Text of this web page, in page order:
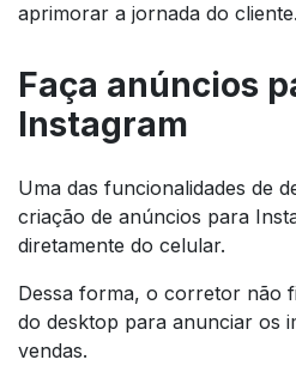
aprimorar a jornada do cliente.
Faça anúncios
Instagram
Uma das funcionalidades de
criação de anúncios para
diretamente do celular.
Dessa forma, o corretor não
do desktop para anunciar os
vendas.